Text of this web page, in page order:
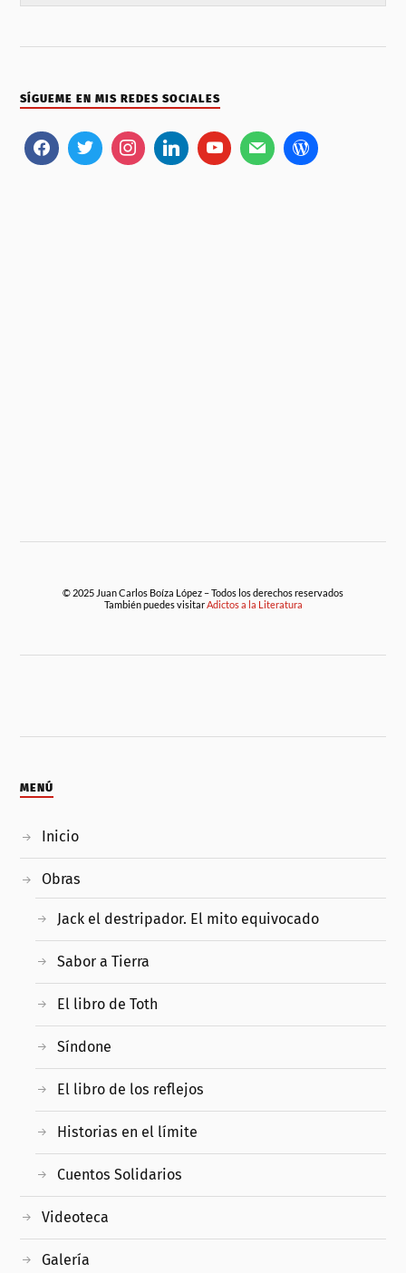
SÍGUEME EN MIS REDES SOCIALES
© 2025 Juan Carlos Boíza López – Todos los derechos reservados
También puedes visitarAdictos a la Literatura
MENÚ
Inicio
Obras
Jack el destripador. El mito equivocado
Sabor a Tierra
El libro de Toth
Síndone
El libro de los reflejos
Historias en el límite
Cuentos Solidarios
Videoteca
Galería